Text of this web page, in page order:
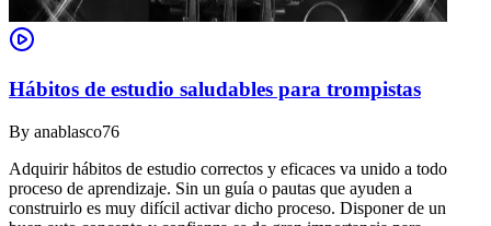
Hábitos de estudio saludables para trompistas
By anablasco76
Adquirir hábitos de estudio correctos y eficaces va unido a todo
proceso de aprendizaje. Sin un guía o pautas que ayuden a
construirlo es muy difícil activar dicho proceso. Disponer de un